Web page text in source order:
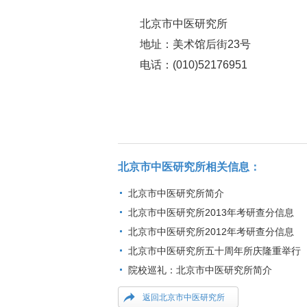
北京市中医研究所
地址：美术馆后街23号
电话：(010)52176951
北京市中医研究所相关信息：
北京市中医研究所简介
北京市中医研究所2013年考研查分信息
北京市中医研究所2012年考研查分信息
北京市中医研究所五十周年所庆隆重举行
院校巡礼：北京市中医研究所简介
返回北京市中医研究所